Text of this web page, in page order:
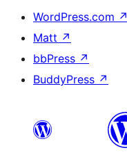
WordPress.com ↗
Matt ↗
bbPress ↗
BuddyPress ↗